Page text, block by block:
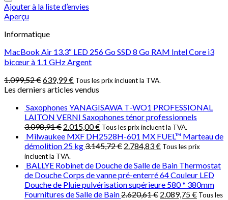
Ajouter à la liste d’envies
Aperçu
Informatique
MacBook Air 13.3″ LED 256 Go SSD 8 Go RAM Intel Core i3
bicœur à 1.1 GHz Argent
1.099,52€639,99€ Tous les prix incluent la TVA.
Les derniers articles vendus
Saxophones YANAGISAWA T-WO1 PROFESSIONAL
LAITON VERNI Saxophones ténor professionnels
3.098,91€ 2.015,00€ Tous les prix incluent la TVA.
Milwaukee MXF DH2528H-601 MX FUEL™ Marteau de
démolition 25 kg3.145,72€ 2.784,83€ Tous les prix
incluent la TVA.
BALLYE Robinet de Douche de Salle de Bain Thermostat
de Douche Corps de vanne pré-enterré 64 Couleur LED
Douche de Pluie pulvérisation supérieure 580 * 380mm
Fournitures de Salle de Bain2.620,61€ 2.089,75€ Tous les